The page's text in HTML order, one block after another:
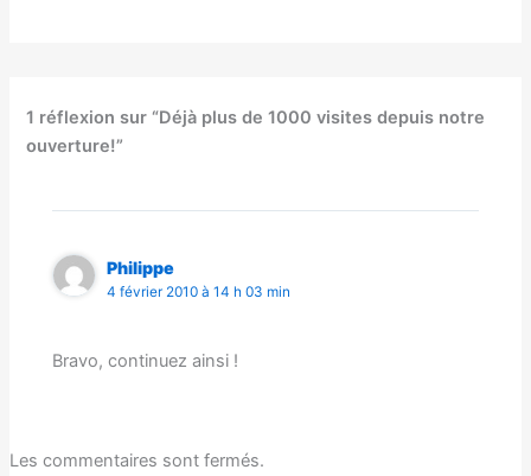
1 réflexion sur “Déjà plus de 1000 visites depuis notre
ouverture!”
Philippe
4 février 2010 à 14 h 03 min
Bravo, continuez ainsi !
Les commentaires sont fermés.